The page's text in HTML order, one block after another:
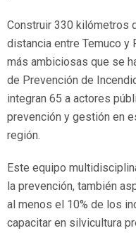
Construir 330 kilómetros
distancia entre Temuco y
más ambiciosas que se
de Prevención de
integran 65 a actores
prevención y gestión en
región.
Este equipo
la prevención, también
al menos el 10% de los
capacitar en silvicultura